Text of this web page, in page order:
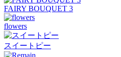
FAIRY BOUQUET 3
flowers
スイートピー